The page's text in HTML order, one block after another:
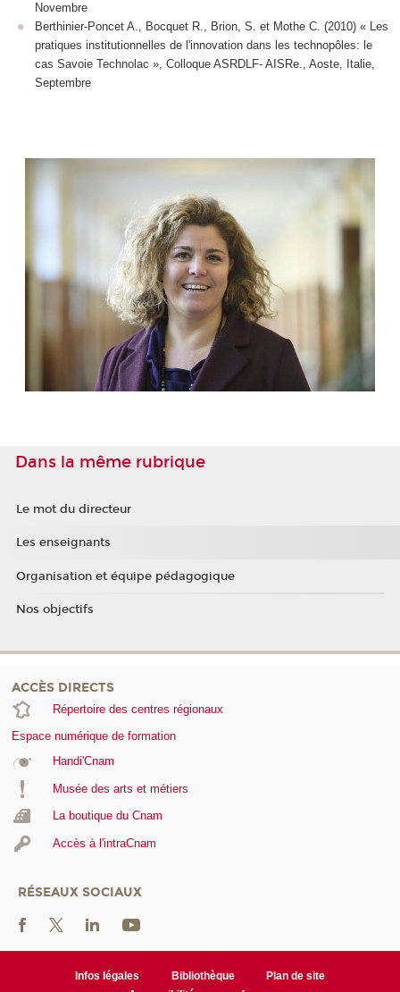
Novembre
Berthinier-Poncet A., Bocquet R., Brion, S. et Mothe C. (2010) « Les
pratiques institutionnelles de l'innovation dans les technopôles: le
cas Savoie Technolac », Colloque ASRDLF- AISRe., Aoste, Italie,
Septembre
Dans la même rubrique
Le mot du directeur
Les enseignants
Organisation et équipe pédagogique
Nos objectifs
ACCÈS DIRECTS
Répertoire des centres régionaux
Espace numérique de formation
Handi'Cnam
Musée des arts et métiers
La boutique du Cnam
Accès à l'intraCnam
RÉSEAUX SOCIAUX
Infos légales Bibliothèque
Plan de site